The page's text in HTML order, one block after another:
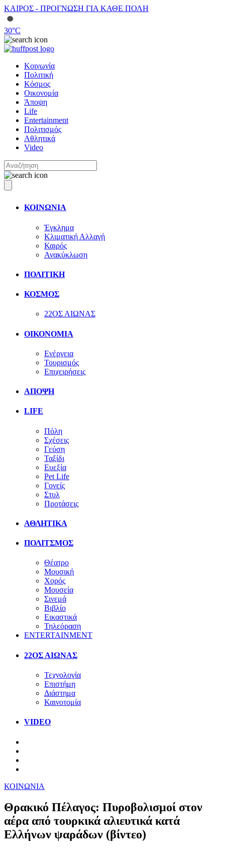
ΚΑΙΡΟΣ - ΠΡΟΓΝΩΣΗ ΓΙΑ ΚΑΘΕ ΠΟΛΗ
30°C
Κοινωνία
Πολιτική
Κόσμος
Οικονομία
Άποψη
Life
Entertainment
Πολιτισμός
Αθλητικά
Video
ΚΟΙΝΩΝΙΑ
Έγκλημα
Κλιματική Αλλαγή
Καιρός
Ανακύκλωση
ΠΟΛΙΤΙΚΗ
ΚΟΣΜΟΣ
22ΟΣ ΑΙΩΝΑΣ
ΟΙΚΟΝΟΜΙΑ
Ενέργεια
Τουρισμός
Επιχειρήσεις
ΑΠΟΨΗ
LIFE
Πόλη
Σχέσεις
Γεύση
Ταξίδι
Ευεξία
Pet Life
Γονείς
Στυλ
Προτάσεις
ΑΘΛΗΤΙΚΑ
ΠΟΛΙΤΣΜΟΣ
Θέατρο
Μουσική
Χορός
Μουσεία
Σινεμά
Βιβλίο
Εικαστικά
Τηλεόραση
ENTERTAINMENT
22ΟΣ ΑΙΩΝΑΣ
Τεχνολογία
Επιστήμη
Διάστημα
Καινοτομία
VIDEO
ΚΟΙΝΩΝΙΑ
Θρακικό Πέλαγος: Πυροβολισμοί στον
αέρα από τουρκικά αλιευτικά κατά
Ελλήνων ψαράδων (βίντεο)